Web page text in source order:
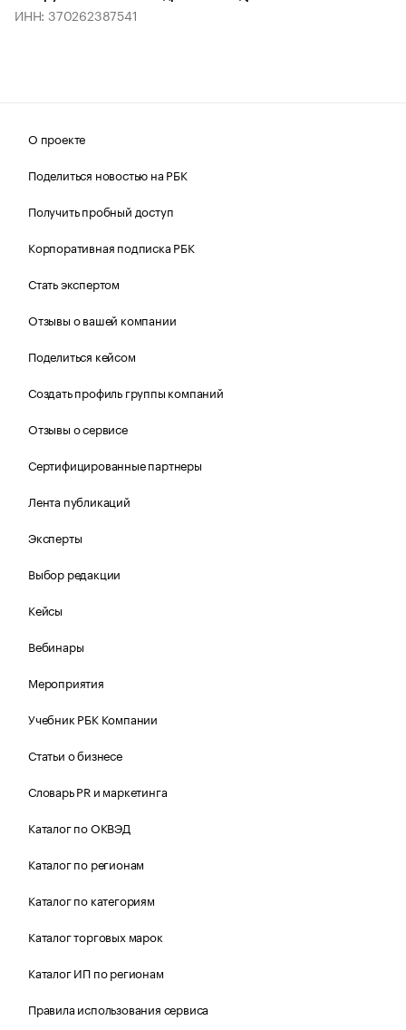
ИНН: 370262387541
О проекте
Поделиться новостью на РБК
Получить пробный доступ
Корпоративная подписка РБК
Стать экспертом
Отзывы о вашей компании
Поделиться кейсом
Создать профиль группы компаний
Отзывы о сервисе
Сертифицированные партнеры
Лента публикаций
Эксперты
Выбор редакции
Кейсы
Вебинары
Мероприятия
Учебник РБК Компании
Статьи о бизнесе
Словарь PR и маркетинга
Каталог по ОКВЭД
Каталог по регионам
Каталог по категориям
Каталог торговых марок
Каталог ИП по регионам
Правила использования сервиса